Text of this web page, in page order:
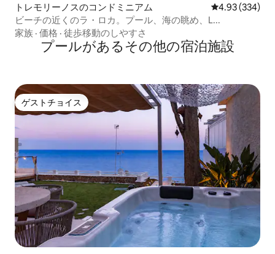
トレモリーノスのコンドミニアム レビュー334
4.93 (334)
ビーチの近くのラ・ロカ。プール、海の眺め、L...
家族 · 価格 · 徒歩移動のしやすさ
プールがあるその他の宿泊施設
ゲストチョイス
ゲストチョイス